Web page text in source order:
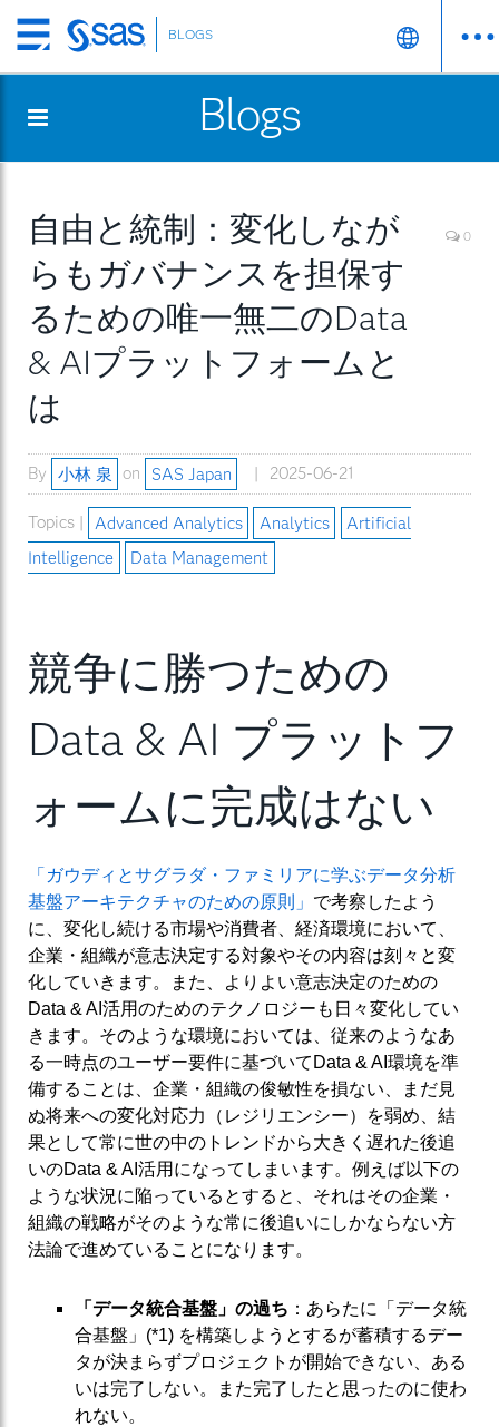
Skip
to
content
BLOGS
Blogs
自由と統制：変化しなが
らもガバナンスを担保す
るための唯一無二のData
& AIプラットフォームと
は
0
By 小林 泉 on SAS Japan 2025-06-21
Topics | Advanced Analytics Analytics
Artificial
Intelligence
Data Management
競争に勝つための
Data & AI プラットフ
ォームに完成はない
「ガウディとサグラダ・ファミリアに学ぶデータ分析
基盤アーキテクチャのための原則」 で考察したよう
に、変化し続ける市場や消費者、経済環境において、
企業・組織が意志決定する対象やその内容は刻々と変
化していきます。また、よりよい意志決定のための
Data & AI活用のためのテクノロジーも日々変化してい
きます。そのような環境においては、従来のようなあ
る一時点のユーザー要件に基づいてData & AI環境を準
備することは、企業・組織の俊敏性を損ない、まだ見
ぬ将来への変化対応力（レジリエンシー）を弱め、結
果として常に世の中のトレンドから大きく遅れた後追
いのData & AI活用になってしまいます。例えば以下の
ような状況に陥っているとすると、それはその企業・
組織の戦略がそのような常に後追いにしかならない方
法論で進めていることになります。
「データ統合基盤」の過ち ：あらたに「データ統
合基盤」(*1) を構築しようとするが蓄積するデー
タが決まらずプロジェクトが開始できない、ある
いは完了しない。また完了したと思ったのに使わ
れない。